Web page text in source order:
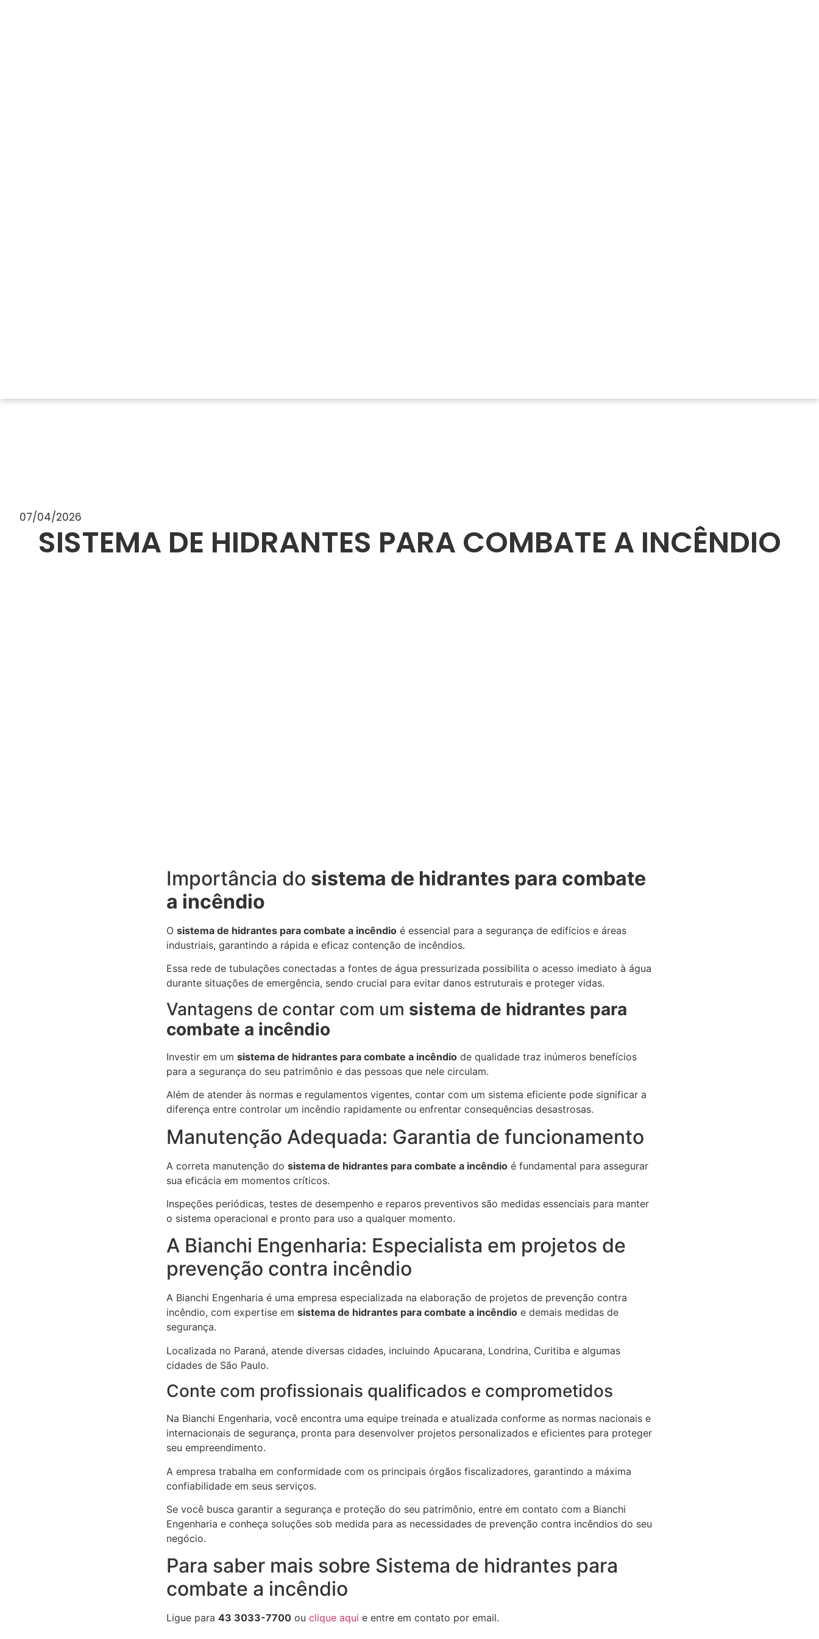
07/04/2026
SISTEMA DE HIDRANTES PARA COMBATE A INCÊNDIO
Importância do sistema de hidrantes para combate
a incêndio
O sistema de hidrantes para combate a incêndio é essencial para a segurança de edifícios e áreas
industriais, garantindo a rápida e eficaz contenção de incêndios.
Essa rede de tubulações conectadas a fontes de água pressurizada possibilita o acesso imediato à água
durante situações de emergência, sendo crucial para evitar danos estruturais e proteger vidas.
Vantagens de contar com um sistema de hidrantes para
combate a incêndio
Investir em um sistema de hidrantes para combate a incêndio de qualidade traz inúmeros benefícios
para a segurança do seu patrimônio e das pessoas que nele circulam.
Além de atender às normas e regulamentos vigentes, contar com um sistema eficiente pode significar a
diferença entre controlar um incêndio rapidamente ou enfrentar consequências desastrosas.
Manutenção Adequada: Garantia de funcionamento
A correta manutenção do sistema de hidrantes para combate a incêndio é fundamental para assegurar
sua eficácia em momentos críticos.
Inspeções periódicas, testes de desempenho e reparos preventivos são medidas essenciais para manter
o sistema operacional e pronto para uso a qualquer momento.
A Bianchi Engenharia: Especialista em projetos de
prevenção contra incêndio
A Bianchi Engenharia é uma empresa especializada na elaboração de projetos de prevenção contra
incêndio, com expertise em sistema de hidrantes para combate a incêndio e demais medidas de
segurança.
Localizada no Paraná, atende diversas cidades, incluindo Apucarana, Londrina, Curitiba e algumas
cidades de São Paulo.
Conte com profissionais qualificados e comprometidos
Na Bianchi Engenharia, você encontra uma equipe treinada e atualizada conforme as normas nacionais e
internacionais de segurança, pronta para desenvolver projetos personalizados e eficientes para proteger
seu empreendimento.
A empresa trabalha em conformidade com os principais órgãos fiscalizadores, garantindo a máxima
confiabilidade em seus serviços.
Se você busca garantir a segurança e proteção do seu patrimônio, entre em contato com a Bianchi
Engenharia e conheça soluções sob medida para as necessidades de prevenção contra incêndios do seu
negócio.
Para saber mais sobre Sistema de hidrantes para
combate a incêndio
Ligue para 43 3033-7700 ou clique aqui e entre em contato por email.